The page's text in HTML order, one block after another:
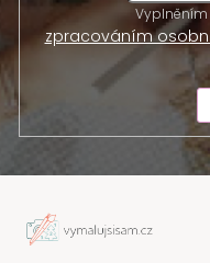
zpracováním